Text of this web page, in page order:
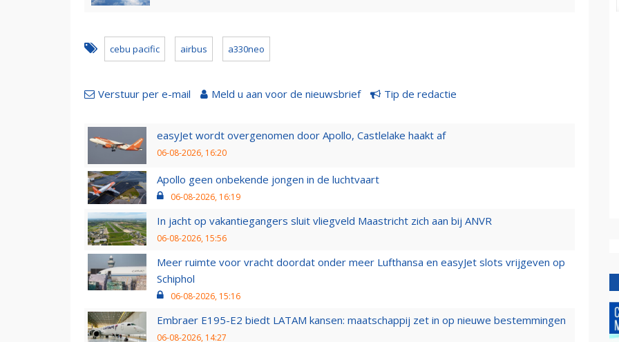
cebu pacific airbus a330neo
Verstuur per e-mail Meld u aan voor de nieuwsbrief Tip de redactie
easyJet wordt overgenomen door Apollo, Castlelake haakt af
06-08-2026, 16:20
Apollo geen onbekende jongen in de luchtvaart
06-08-2026, 16:19
In jacht op vakantiegangers sluit vliegveld Maastricht zich aan bij ANVR
06-08-2026, 15:56
Meer ruimte voor vracht doordat onder meer Lufthansa en easyJet slots vrijgeven op
Schiphol
06-08-2026, 15:16
Embraer E195-E2 biedt LATAM kansen: maatschappij zet in op nieuwe bestemmingen
06-08-2026, 14:27